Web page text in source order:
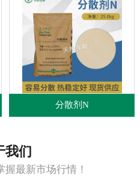
分散剂N
我们
最新市场行情！